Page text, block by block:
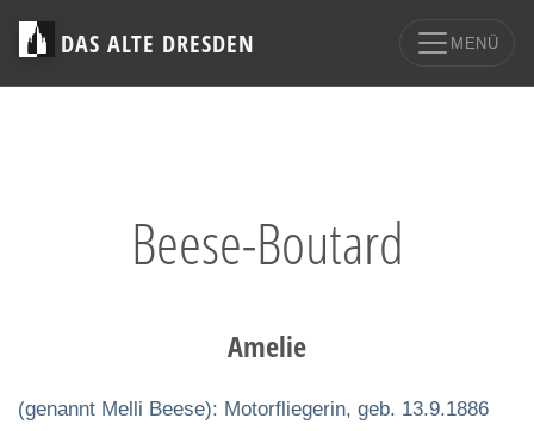
DAS ALTE DRESDEN MENÜ
Beese-Boutard
Amelie
(genannt Melli Beese): Motorfliegerin, geb. 13.9.1886